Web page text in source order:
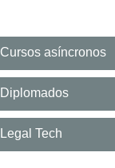
Cursos asíncronos
Diplomados
Legal Tech